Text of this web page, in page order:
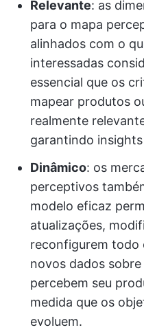
Relevante: as
para o mapa
alinhados com o
interessadas
essencial que os
mapear produtos
realmente
garantindo
Dinâmico: os
perceptivos
modelo eficaz
atualizações,
reconfigurem todo
novos dados
percebem seu
medida que os
evoluem.